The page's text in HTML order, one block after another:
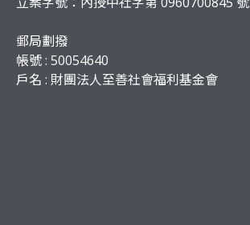
郵局劃撥
帳號 : 50054640
戶名 : 財團法人至善社會福利基金會